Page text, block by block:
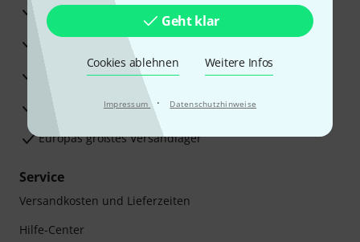
Geht klar
Cookies ablehnen Weitere Infos
Impressum · Datenschutzhinweise
30 Tage Money-Back-Garantie
Reparaturservice
Beratung durch Fachexperten
Zufriedenheitsgarantie
Europas größtes Versandlager
Service
Versandkosten und Lieferzeiten
Hilfe-Center